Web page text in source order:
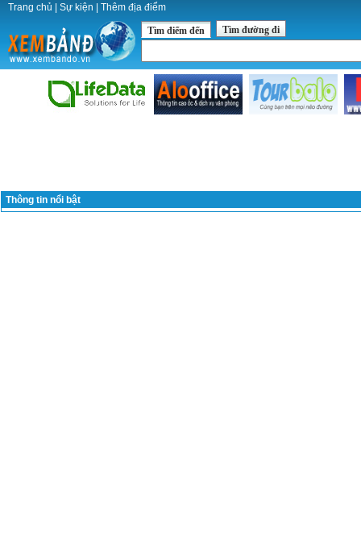
Trang chủ Sự kiện Thêm địa điểm
Tìm điểm đến Tìm đường đi
Thông tin nổi bật